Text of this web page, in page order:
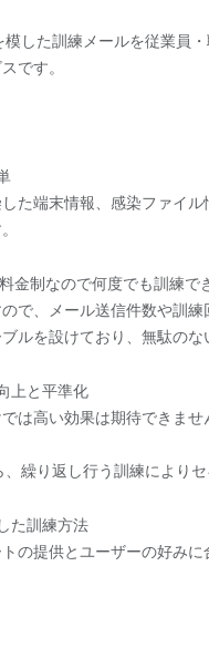
した訓練メールを従業員
です。
た端末情報、感染ファイ
金制なので何度でも訓練で
で、メール送信件数や訓
ルを設けており、無駄の
上と平準化
は高い効果は期待できま
、繰り返し行う訓練により
た訓練方法
の提供とユーザーの好み